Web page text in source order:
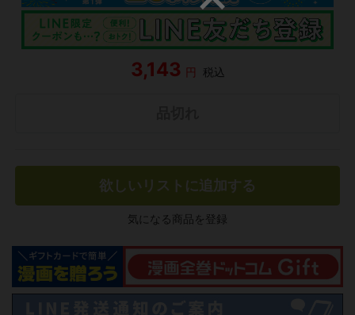
3,143 円 税込
欲しいリストに追加する
気になる商品を登録